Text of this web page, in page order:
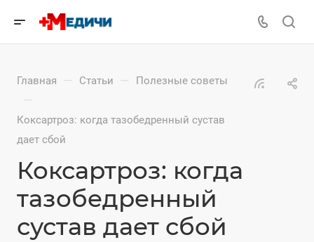
Главная — Статьи — Полезные советы
—
Коксартроз: когда тазобедренный сустав
дает сбой
Коксартроз: когда
тазобедренный
сустав дает сбой